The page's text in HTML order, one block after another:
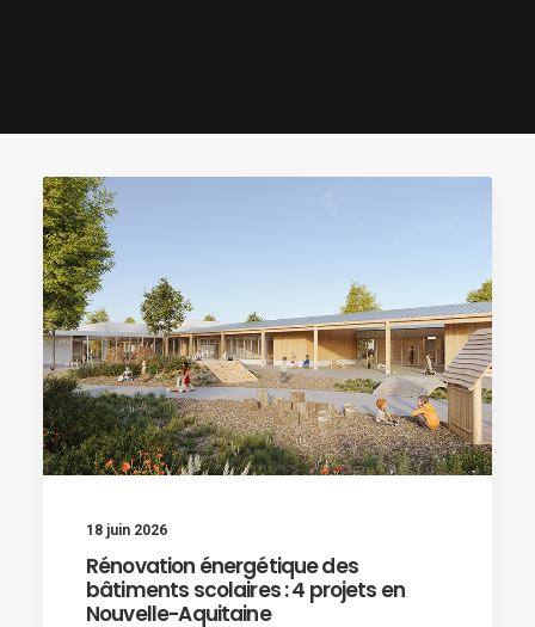
18 juin 2026
Rénovation énergétique des
bâtiments scolaires : 4 projets en
Nouvelle-Aquitaine